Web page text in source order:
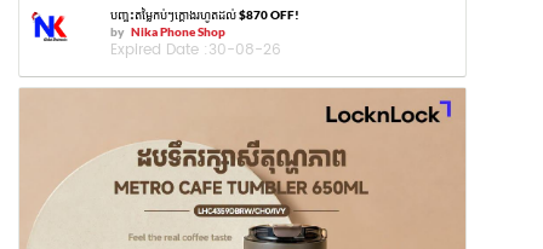
បញ្ចុះតម្លៃកប់ៗក្ដោងរហូតដល់ $870 OFF!
by Nika Phone Shop
Expired Date :30-08-26